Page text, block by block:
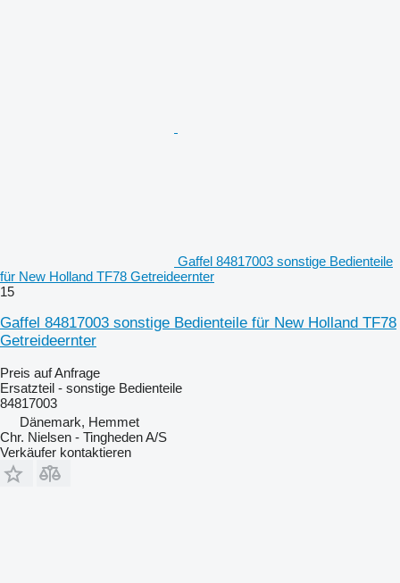
Gaffel 84817003 sonstige Bedienteile
für New Holland TF78 Getreideernter
15
Gaffel 84817003 sonstige Bedienteile für New Holland TF78
Getreideernter
Preis auf Anfrage
Ersatzteil - sonstige Bedienteile
84817003
Dänemark, Hemmet
Chr. Nielsen - Tingheden A/S
Verkäufer kontaktieren